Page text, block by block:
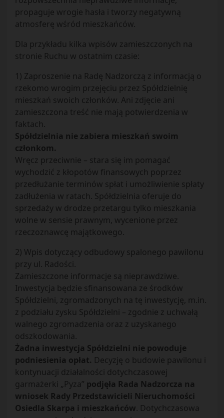
propaguje wrogie hasła i tworzy negatywną
atmosferę wśród mieszkańców.
Dla przykładu kilka wpisów zamieszczonych na
stronie Ruchu w ostatnim czasie:
1) Zaproszenie na Radę Nadzorczą z informacją o
rzekomo wrogim przejęciu przez Spółdzielnię
mieszkań swoich członków. Ani zdjęcie ani
zamieszczona treść nie mają potwierdzenia w
faktach.
Spółdzielnia nie zabiera mieszkań swoim
członkom.
Wręcz przeciwnie – stara się im pomagać
wychodzić z kłopotów finansowych poprzez
przedłużanie terminów spłat i umożliwienie spłaty
zadłużenia w ratach. Spółdzielnia oferuje do
sprzedaży w drodze przetargu tylko mieszkania
wolne w sensie prawnym, wycenione przez
rzeczoznawcę majątkowego.
2) Wpis dotyczący odbudowy spalonego pawilonu
przy ul. Radości.
Zamieszczone informacje są nieprawdziwe.
Inwestycja będzie sfinansowana ze środków
Spółdzielni, zgromadzonych na tę inwestycję, m.in.
z podziału zysku Spółdzielni – zgodnie z uchwałą
walnego zgromadzenia oraz z uzyskanego
odszkodowania.
Żadna inwestycja Spółdzielni nie powoduje
podniesienia opłat. Decyzję o budowie pawilonu i
kontynuacji działalności dotychczasowej
garmażerki „Pyza” podjęła Rada Nadzorcza na
wniosek Rady Przedstawicieli Nieruchomości
Osiedla Skarpa i mieszkańców. Dotychczasowa